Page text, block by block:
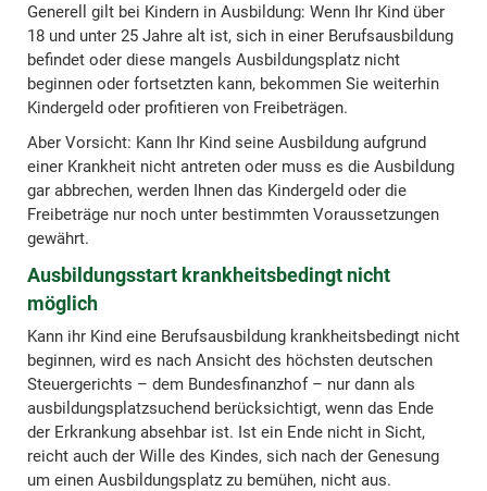
Generell gilt bei Kindern in Ausbildung: Wenn Ihr Kind über
18 und unter 25 Jahre alt ist, sich in einer Berufsausbildung
befindet oder diese mangels Ausbildungsplatz nicht
beginnen oder fortsetzten kann, bekommen Sie weiterhin
Kindergeld oder profitieren von Freibeträgen.
Aber Vorsicht: Kann Ihr Kind seine Ausbildung aufgrund
einer Krankheit nicht antreten oder muss es die Ausbildung
gar abbrechen, werden Ihnen das Kindergeld oder die
Freibeträge nur noch unter bestimmten Voraussetzungen
gewährt.
Ausbildungsstart krankheitsbedingt nicht
möglich
Kann ihr Kind eine Berufsausbildung krankheitsbedingt nicht
beginnen, wird es nach Ansicht des höchsten deutschen
Steuergerichts – dem Bundesfinanzhof – nur dann als
ausbildungsplatzsuchend berücksichtigt, wenn das Ende
der Erkrankung absehbar ist. Ist ein Ende nicht in Sicht,
reicht auch der Wille des Kindes, sich nach der Genesung
um einen Ausbildungsplatz zu bemühen, nicht aus.